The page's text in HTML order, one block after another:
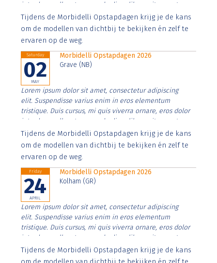
interdum nulla, ut commodo diam libero vitae erat.
Aenean faucibus nibh et justo cursus id rutrum lorem
imperdiet. Nunc ut sem vitae risus tristique posuere.
Tijdens de Morbidelli Opstapdagen krijg je de kans
om de modellen van dichtbij te bekijken én zelf te
ervaren op de weg.
Saturday
02
MAY
Morbidelli Opstapdagen 2026
Grave (NB)
Lorem ipsum dolor sit amet, consectetur adipiscing
elit. Suspendisse varius enim in eros elementum
tristique. Duis cursus, mi quis viverra ornare, eros dolor
interdum nulla, ut commodo diam libero vitae erat.
Aenean faucibus nibh et justo cursus id rutrum lorem
imperdiet. Nunc ut sem vitae risus tristique posuere.
Tijdens de Morbidelli Opstapdagen krijg je de kans
om de modellen van dichtbij te bekijken én zelf te
ervaren op de weg.
Friday
24
APRIL
Morbidelli Opstapdagen 2026
Kolham (GR)
Lorem ipsum dolor sit amet, consectetur adipiscing
elit. Suspendisse varius enim in eros elementum
tristique. Duis cursus, mi quis viverra ornare, eros dolor
interdum nulla, ut commodo diam libero vitae erat.
Aenean faucibus nibh et justo cursus id rutrum lorem
imperdiet. Nunc ut sem vitae risus tristique posuere.
Tijdens de Morbidelli Opstapdagen krijg je de kans